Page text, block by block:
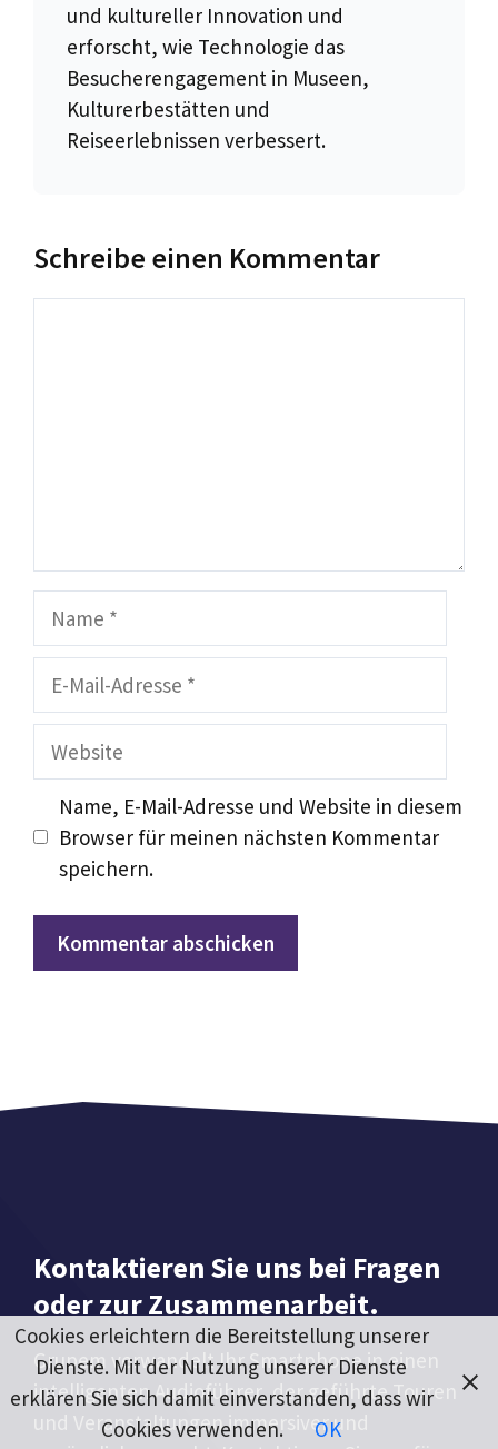
und kultureller Innovation und
erforscht, wie Technologie das
Besucherengagement in Museen,
Kulturerbestätten und
Reiseerlebnissen verbessert.
Schreibe einen Kommentar
Adresse
Website
Name, E-Mail-Adresse und Website in diesem
Browser für meinen nächsten Kommentar
speichern.
Kontaktieren Sie uns bei Fragen
oder zur Zusammenarbeit.
Grupem verwandelt Ihr Smartphone in einen
intelligenten Audioführer, der geführte Touren
und Veranstaltungen immersiver und
Cookies erleichtern die Bereitstellung unserer
Dienste. Mit der Nutzung unserer Dienste
erklären Sie sich damit einverstanden, dass wir
Cookies verwenden.
OK